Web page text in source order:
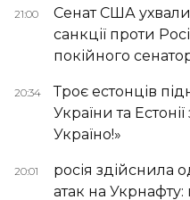
21:00
Сенат США
санкції проти
покійного
20:34
Троє естонців
України та
Україно!»
20:01
росія здійснила
атак на